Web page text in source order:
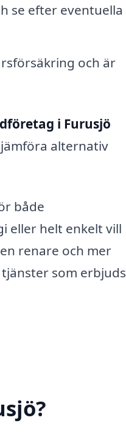
se efter eventuella
och är
i Furusjö
alternativ
både
eller helt enkelt vill
renare och mer
som erbjuds